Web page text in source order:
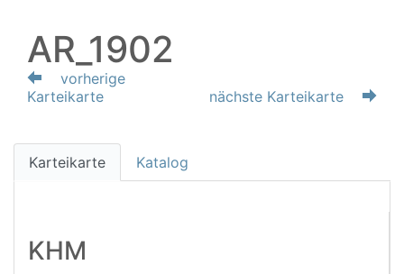
AR_1902
vorherige
Karteikarte
nächste Karteikarte
Karteikarte Katalog
KHM